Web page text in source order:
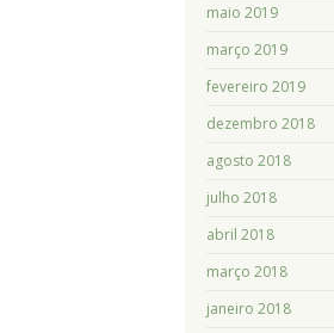
maio 2019
março 2019
fevereiro 2019
dezembro 2018
agosto 2018
julho 2018
abril 2018
março 2018
janeiro 2018